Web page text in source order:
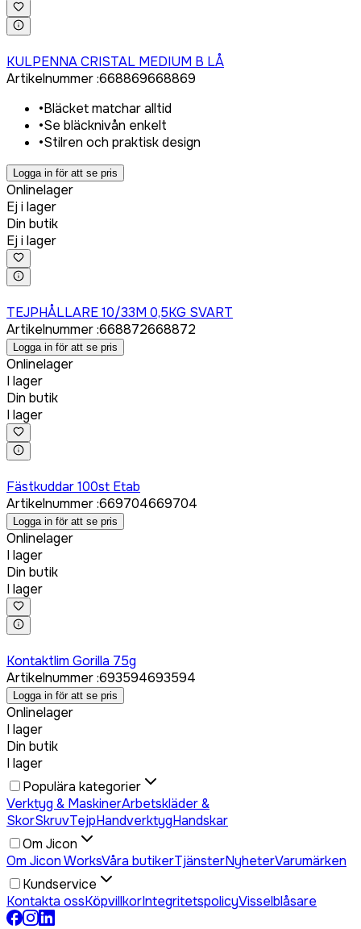
KULPENNA CRISTAL MEDIUM B LÅ
Artikelnummer:668869668869
•Bläcket matchar alltid
•Se bläcknivån enkelt
•Stilren och praktisk design
Logga in för att se pris
Onlinelager
Ej i lager
Din butik
Ej i lager
TEJPHÅLLARE 10/33M 0,5KG SVART
Artikelnummer:668872668872
Logga in för att se pris
Onlinelager
I lager
Din butik
I lager
Fästkuddar 100st Etab
Artikelnummer:669704669704
Logga in för att se pris
Onlinelager
I lager
Din butik
I lager
Kontaktlim Gorilla 75g
Artikelnummer:693594693594
Logga in för att se pris
Onlinelager
I lager
Din butik
I lager
Populära kategorier
Verktyg & MaskinerArbetskläder &
SkorSkruvTejpHandverktygHandskar
Om Jicon
Om Jicon WorksVåra butikerTjänsterNyheterVarumärken
Kundservice
Kontakta ossKöpvillkorIntegritetspolicyVisselblåsare